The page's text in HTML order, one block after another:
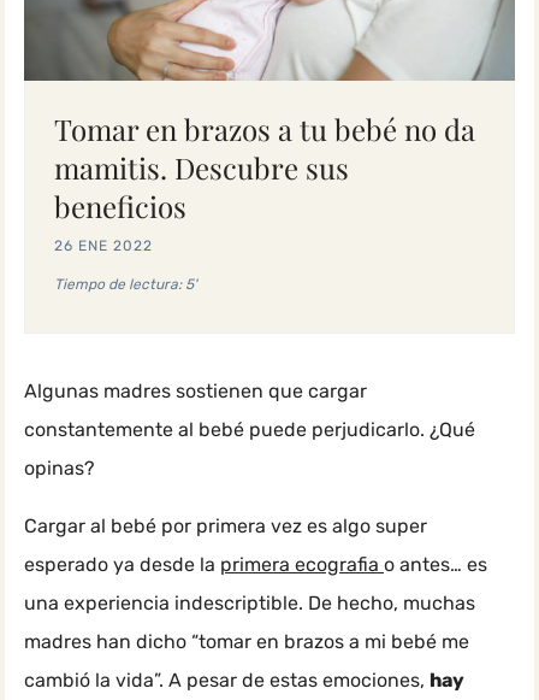
Tomar en brazos a tu bebé no da
mamitis. Descubre sus
beneficios
26 ENE 2022
Tiempo de lectura: 5'
Algunas madres sostienen que cargar
constantemente al bebé puede perjudicarlo. ¿Qué
opinas?
Cargar al bebé por primera vez es algo super
esperado ya desde la primera ecografia o antes… es
una experiencia indescriptible. De hecho, muchas
madres han dicho “tomar en brazos a mi bebé me
cambió la vida”. A pesar de estas emociones, hay